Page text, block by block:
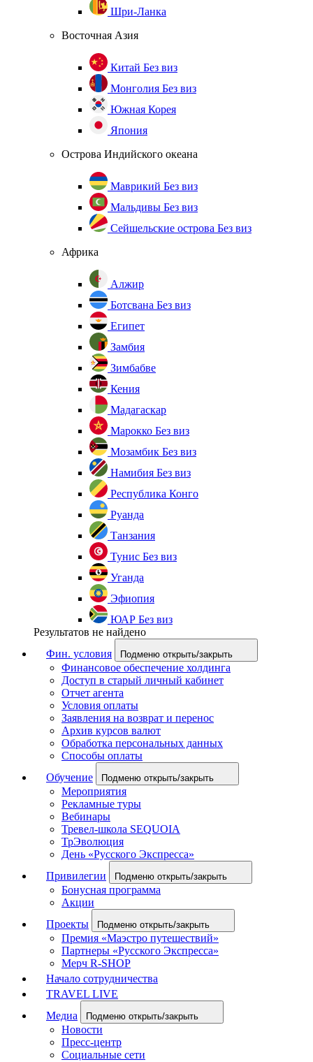
Шри-Ланка
Восточная Азия
Китай Без виз
Монголия Без виз
Южная Корея
Япония
Острова Индийского океана
Маврикий Без виз
Мальдивы Без виз
Сейшельские острова Без виз
Африка
Алжир
Ботсвана Без виз
Египет
Замбия
Зимбабве
Кения
Мадагаскар
Марокко Без виз
Мозамбик Без виз
Намибия Без виз
Республика Конго
Руанда
Танзания
Тунис Без виз
Уганда
Эфиопия
ЮАР Без виз
Результатов не найдено
Фин. условия
Подменю открыть/закрыть
Финансовое обеспечение холдинга
Доступ в старый личный кабинет
Отчет агента
Условия оплаты
Заявления на возврат и перенос
Архив курсов валют
Обработка персональных данных
Способы оплаты
Обучение
Подменю открыть/закрыть
Мероприятия
Рекламные туры
Вебинары
Тревел-школа SEQUOIA
ТрЭволюция
День «Русского Экспресса»
Привилегии
Подменю открыть/закрыть
Бонусная программа
Акции
Проекты
Подменю открыть/закрыть
Премия «Маэстро путешествий»
Партнеры «Русского Экспресса»
Мерч R-SHOP
Начало сотрудничества
TRAVEL LIVE
Медиа
Подменю открыть/закрыть
Новости
Пресс-центр
Социальные сети